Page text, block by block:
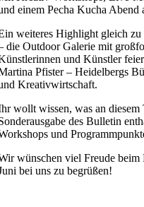
einem Pecha Kucha Abend
weiteres Highlight gleich
die Outdoor Galerie mit
und Künstler
Pfister – Heidelbergs
Kreativwirtschaft.
wollt wissen, was an diesem
des Bulletin
und
wünschen viel Freude beim
bei uns zu begrüßen!